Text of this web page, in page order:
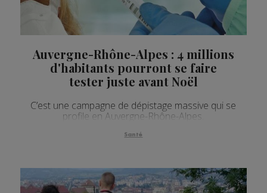
Auvergne-Rhône-Alpes : 4 millions
d'habitants pourront se faire
tester juste avant Noël
C’est une campagne de dépistage massive qui se
profile en Auvergne-Rhône-Alpes.
Santé